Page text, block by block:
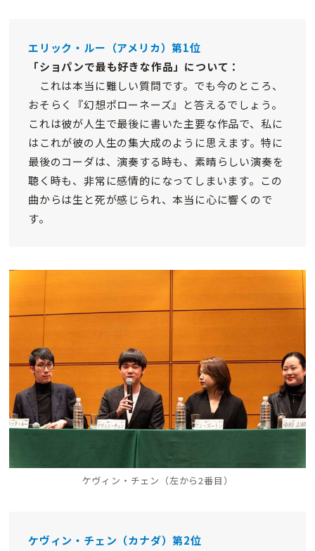
エリック・ルー（アメリカ）第1位
「ショパンで最も好きな作品」について：
これは本当に難しい質問です。でも今のところ、
おそらく『幻想ポローネーズ』と答えるでしょう。
これは彼が人生で最後に書いた主要な作品で、私に
はこれが彼の人生の集大成のように思えます。特に
最後のコーダは、演奏する時も、素晴らしい演奏を
聴く時も、非常に感情的になってしまいます。この
曲からは生と死が感じられ、本当に心に響くので
す。
ケヴィン・チェン（左から2番目）
ケヴィン・チェン（カナダ）第2位